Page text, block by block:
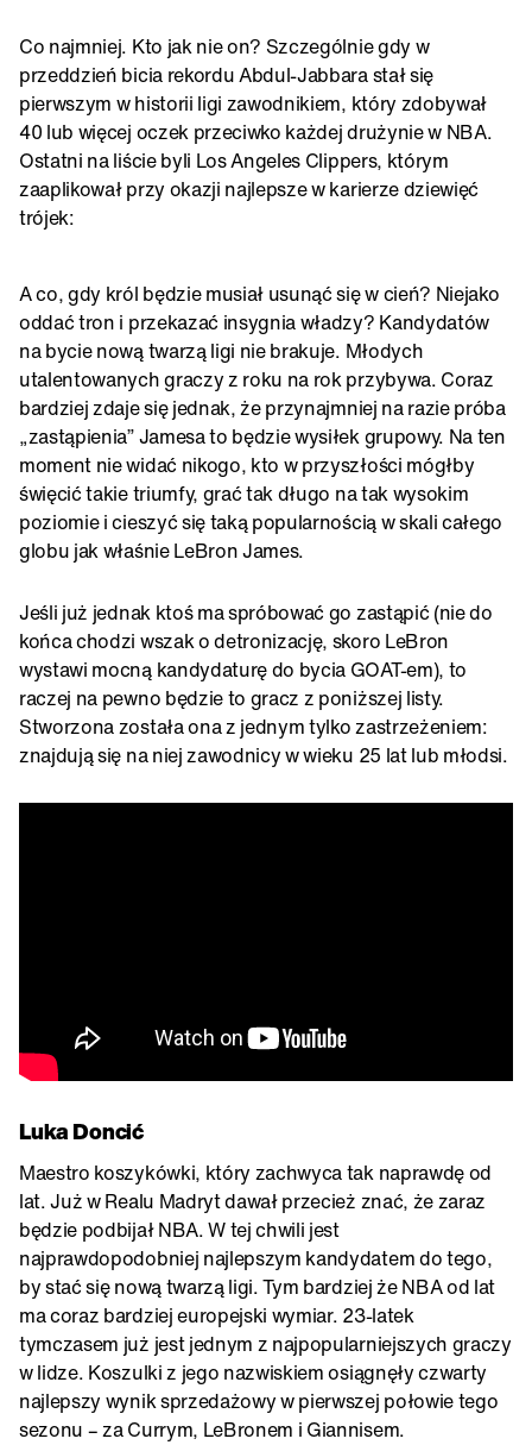
Co najmniej. Kto jak nie on? Szczególnie gdy w
przeddzień bicia rekordu Abdul-Jabbara stał się
pierwszym w historii ligi zawodnikiem, który zdobywał
40 lub więcej oczek przeciwko każdej drużynie w NBA.
Ostatni na liście byli Los Angeles Clippers, którym
zaaplikował przy okazji najlepsze w karierze dziewięć
trójek:
A co, gdy król będzie musiał usunąć się w cień? Niejako
oddać tron i przekazać insygnia władzy? Kandydatów
na bycie nową twarzą ligi nie brakuje. Młodych
utalentowanych graczy z roku na rok przybywa. Coraz
bardziej zdaje się jednak, że przynajmniej na razie próba
„zastąpienia” Jamesa to będzie wysiłek grupowy. Na ten
moment nie widać nikogo, kto w przyszłości mógłby
święcić takie triumfy, grać tak długo na tak wysokim
poziomie i cieszyć się taką popularnością w skali całego
globu jak właśnie LeBron James.
Jeśli już jednak ktoś ma spróbować go zastąpić (nie do
końca chodzi wszak o detronizację, skoro LeBron
wystawi mocną kandydaturę do bycia GOAT-em), to
raczej na pewno będzie to gracz z poniższej listy.
Stworzona została ona z jednym tylko zastrzeżeniem:
znajdują się na niej zawodnicy w wieku 25 lat lub młodsi.
Luka Doncić
Maestro koszykówki, który zachwyca tak naprawdę od
lat. Już w Realu Madryt dawał przecież znać, że zaraz
będzie podbijał NBA. W tej chwili jest
najprawdopodobniej najlepszym kandydatem do tego,
by stać się nową twarzą ligi. Tym bardziej że NBA od lat
ma coraz bardziej europejski wymiar. 23-latek
tymczasem już jest jednym z najpopularniejszych graczy
w lidze. Koszulki z jego nazwiskiem osiągnęły czwarty
najlepszy wynik sprzedażowy w pierwszej połowie tego
sezonu – za Currym, LeBronem i Giannisem.